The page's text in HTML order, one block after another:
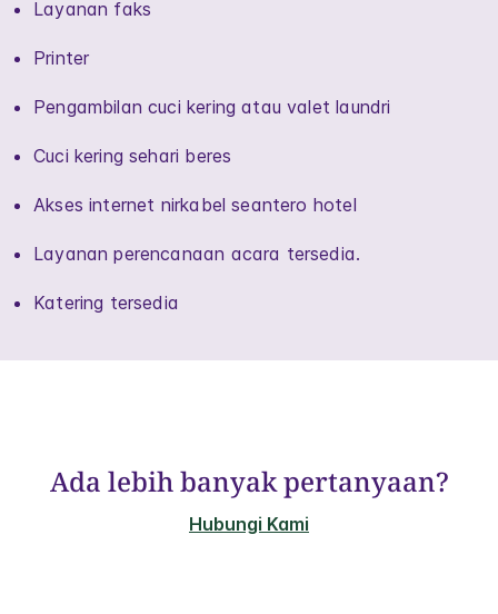
Layanan faks
Printer
Pengambilan cuci kering atau valet laundri
Cuci kering sehari beres
Akses internet nirkabel seantero hotel
Layanan perencanaan acara tersedia.
Katering tersedia
Ada lebih banyak pertanyaan?
Hubungi Kami